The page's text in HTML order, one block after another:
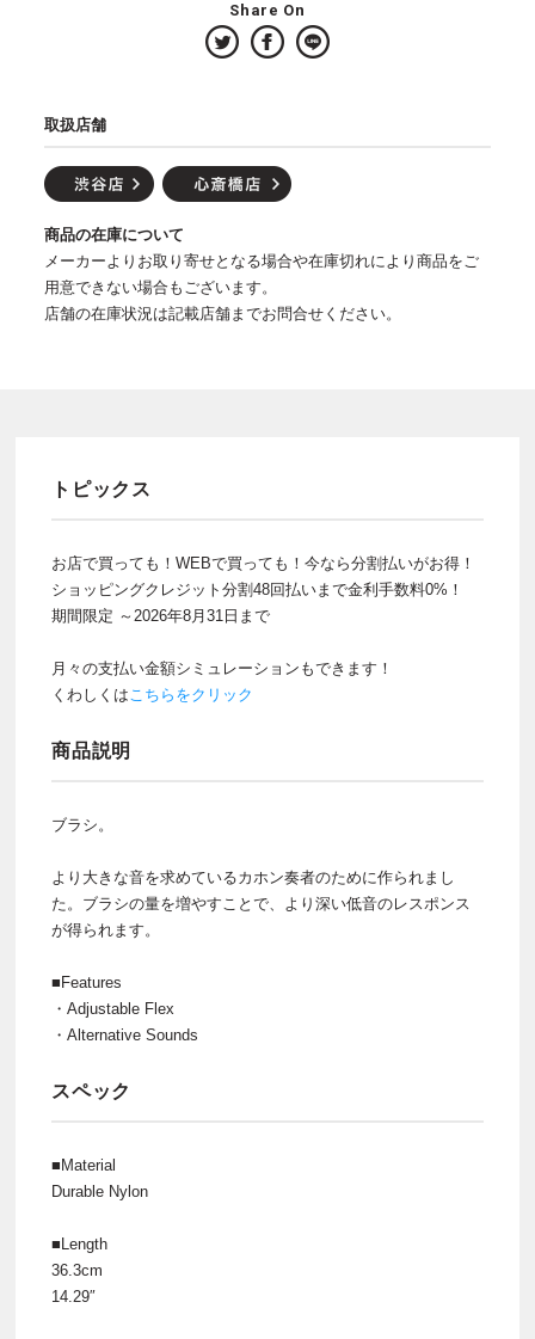
Share On
取扱店舗
商品の在庫について
メーカーよりお取り寄せとなる場合や在庫切れにより商品をご
用意できない場合もございます。
店舗の在庫状況は記載店舗までお問合せください。
トピックス
お店で買っても！WEBで買っても！今なら分割払いがお得！
ショッピングクレジット分割48回払いまで金利手数料0%！
期間限定 ～2026年8月31日まで
月々の支払い金額シミュレーションもできます！
くわしくはこちらをクリック
商品説明
ブラシ。
より大きな音を求めているカホン奏者のために作られまし
た。ブラシの量を増やすことで、より深い低音のレスポンス
が得られます。
■Features
・Adjustable Flex
・Alternative Sounds
スペック
■Material
Durable Nylon
■Length
36.3cm
14.29″